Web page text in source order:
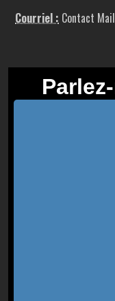
Courriel : Contact Mail